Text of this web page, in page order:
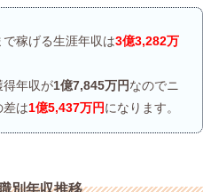
稼げる生涯年収は3億3,282万
得年収が1億7,845万円なのでニ
差は1億5,437万円になります。
別年収推移